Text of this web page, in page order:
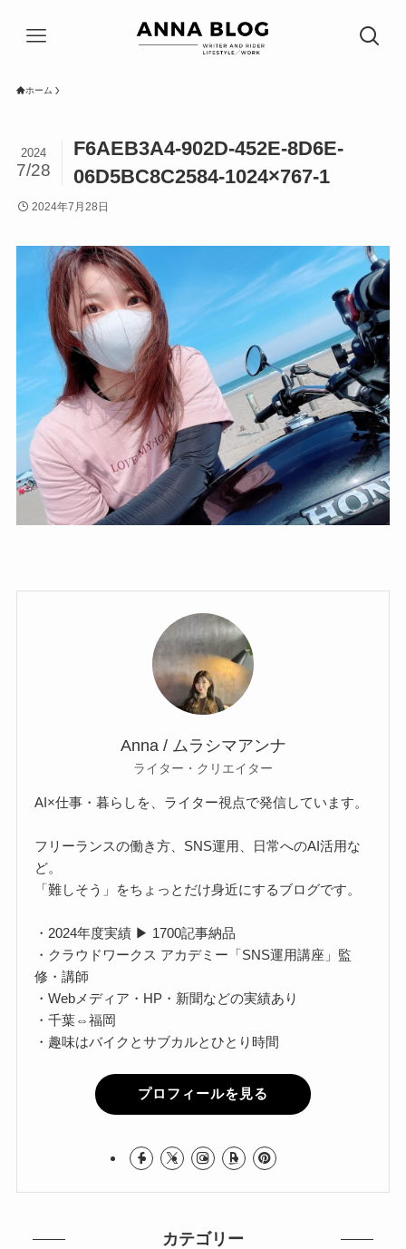
ホーム
F6AEB3A4-902D-452E-8D6E-
06D5BC8C2584-1024×767-1
2024
7/28
2024年7月28日
Anna / ムラシマアンナ
ライター・クリエイター
AI×仕事・暮らしを、ライター視点で発信しています。
フリーランスの働き方、SNS運用、日常へのAI活用な
ど。
「難しそう」をちょっとだけ身近にするブログです。
・2024年度実績 ▶ 1700記事納品
・クラウドワークス アカデミー「SNS運用講座」監
修・講師
・Webメディア・HP・新聞などの実績あり
・千葉⇔福岡
・趣味はバイクとサブカルとひとり時間
プロフィールを見る
カテゴリー